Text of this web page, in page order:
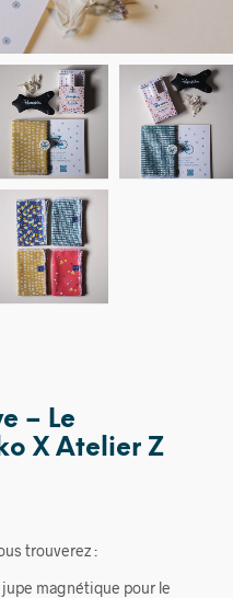
– Le
X Atelier Z
trouverez :
jupe magnétique pour le